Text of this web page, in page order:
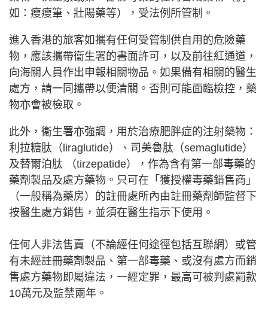
如：瘦瘦筆、壯陽藥等），受法例所管制。
進入香港的旅客如攜有任何受管制供自用的危險藥
物，應該攜帶衞生署的書面許可，以及前往紅通道，
向海關人員作出申報相關物品。如果備有相關的醫生
處方，請一同攜帶以便清關。否則可能面臨檢控，藥
物亦會被檢取。
此外，衞生署亦強調，用於治療肥胖症的注射藥物：
利拉糖肽（liraglutide）、司美魯肽（semaglutide）
及替爾泊肽 （tirzepatide），作為含有第一部毒藥的
藥劑製品及處方藥物。只可在「獲授權毒藥銷售商」
（一般稱為藥房）的註冊處所內由註冊藥劑師監督下
按醫生處方銷售，並須在醫生指示下使用。
任何人非法售賣（不論經任何途徑包括互聯網）或管
有未經註冊藥劑製品、第一部毒藥、或沒有處方而銷
售處方藥物即屬違法，一經定罪，最高可被判處罰款
10萬元及監禁兩年。